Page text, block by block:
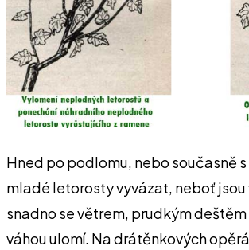
Hned po podlomu, nebo sou­časně s
mladé letorosty vyvázat, neboť jsou
snadno se větrem, prudkým
váhou ulomí. Na drátěnkových